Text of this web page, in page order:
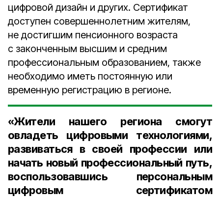
цифровой дизайн и других. Сертификат
доступен совершеннолетним жителям,
не достигшим пенсионного возраста
с законченным высшим и средним
профессиональным образованием, также
необходимо иметь постоянную или
временную регистрацию в регионе.
«Жители нашего региона смогут
овладеть цифровыми технологиями,
развиваться в своей профессии или
начать новый профессиональный путь,
воспользовавшись персональным
цифровым сертификатом